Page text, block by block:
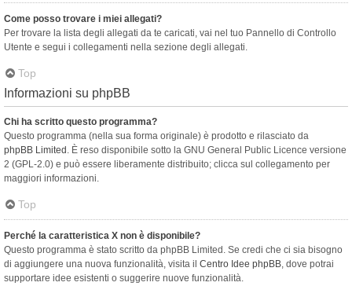
Come posso trovare i miei allegati?
Per trovare la lista degli allegati da te caricati, vai nel tuo Pannello di Controllo
Utente e segui i collegamenti nella sezione degli allegati.
Top
Informazioni su phpBB
Chi ha scritto questo programma?
Questo programma (nella sua forma originale) è prodotto e rilasciato da
phpBB Limited . È reso disponibile sotto la GNU General Public Licence versione
2 (GPL-2.0) e può essere liberamente distribuito; clicca sul collegamento per
maggiori informazioni.
Top
Perché la caratteristica X non è disponibile?
Questo programma è stato scritto da phpBB Limited. Se credi che ci sia bisogno
di aggiungere una nuova funzionalità, visita il Centro Idee phpBB, dove potrai
supportare idee esistenti o suggerire nuove funzionalità.